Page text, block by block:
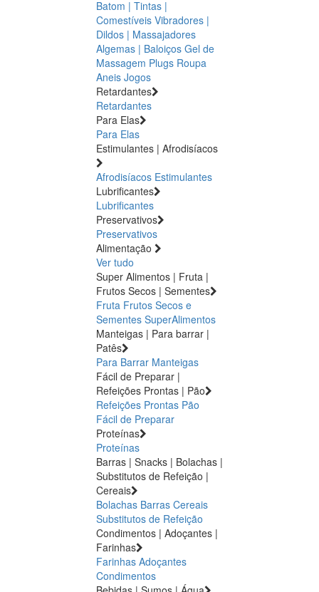
Batom | Tintas |
Comestíveis Vibradores |
Dildos | Massajadores
Algemas | Baloiços Gel de
Massagem Plugs Roupa
Aneis Jogos
Retardantes
Retardantes
Para Elas
Para Elas
Estimulantes | Afrodisíacos
Afrodisíacos Estimulantes
Lubrificantes
Lubrificantes
Preservativos
Preservativos
Alimentação
Ver tudo
Super Alimentos | Fruta |
Frutos Secos | Sementes
Fruta Frutos Secos e
Sementes SuperAlimentos
Manteigas | Para barrar |
Patês
Para Barrar Manteigas
Fácil de Preparar |
Refeições Prontas | Pão
Refeições Prontas Pão
Fácil de Preparar
Proteínas
Proteínas
Barras | Snacks | Bolachas |
Substitutos de Refeição |
Cereais
Bolachas Barras Cereais
Substitutos de Refeição
Condimentos | Adoçantes |
Farinhas
Farinhas Adoçantes
Condimentos